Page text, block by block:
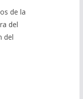
de la
del
del